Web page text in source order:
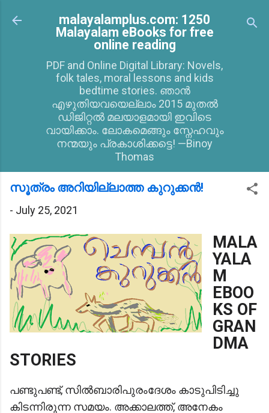
Skip to main content
malayalamplus.com: 1250
Malayalam eBooks for free
online reading
PDF and Online Digital Library: Novels,
folk tales, moral lessons and kids
bedtime stories. ഞാൻ
എഴുതിയവയെല്ലാം 2015 മുതൽ
ഡിജിറ്റൽ മലയാളമായി ഇവിടെ
വായിക്കാം. ലോകമെങ്ങും സ്നേഹവും
നന്മയും പ്രകാശിക്കട്ടെ! —Binoy
Thomas
സൂത്രം അറിയില്ലാത്ത കുറുക്കൻ!
- July 25, 2021
MALA
YALA
M
EBOO
KS OF
GRAN
DMA
STORIES
പണ്ടുപണ്ട്, സിൽബാരിപുരംദേശം കാടുപിടിച്ചു
കിടന്നിരുന്ന സമയം. അക്കാലത്ത്, അനേകം